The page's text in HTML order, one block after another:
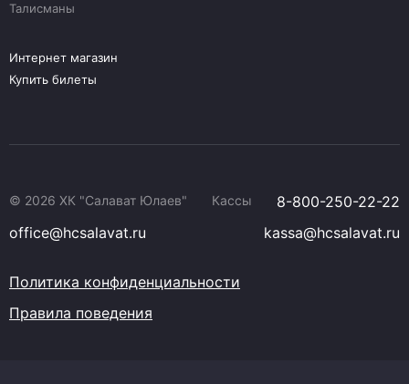
Талисманы
Интернет магазин
Купить билеты
© 2026 ХК "Салават Юлаев" Кассы
8-800-250-22-22
office@hcsalavat.ru
kassa@hcsalavat.ru
Политика конфиденциальности
Правила поведения